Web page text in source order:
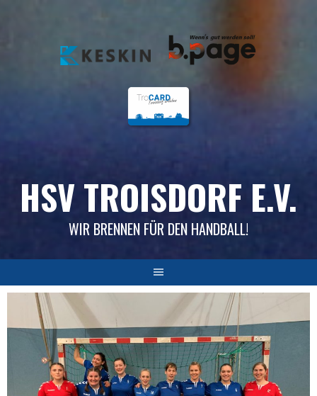
HSV TROISDORF E.V.
WIR BRENNEN FÜR DEN HANDBALL!